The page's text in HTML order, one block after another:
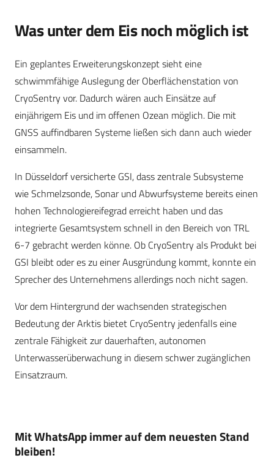
Was unter dem Eis noch möglich ist
Ein geplantes Erweiterungskonzept sieht eine
schwimmfähige Auslegung der Oberflächenstation von
CryoSentry vor. Dadurch wären auch Einsätze auf
einjährigem Eis und im offenen Ozean möglich. Die mit
GNSS auffindbaren Systeme ließen sich dann auch wieder
einsammeln.
In Düsseldorf versicherte GSI, dass zentrale Subsysteme
wie Schmelzsonde, Sonar und Abwurfsysteme bereits einen
hohen Technologiereifegrad erreicht haben und das
integrierte Gesamtsystem schnell in den Bereich von TRL
6-7 gebracht werden könne. Ob CryoSentry als Produkt bei
GSI bleibt oder es zu einer Ausgründung kommt, konnte ein
Sprecher des Unternehmens allerdings noch nicht sagen.
Vor dem Hintergrund der wachsenden strategischen
Bedeutung der Arktis bietet CryoSentry jedenfalls eine
zentrale Fähigkeit zur dauerhaften, autonomen
Unterwasserüberwachung in diesem schwer zugänglichen
Einsatzraum.
Mit WhatsApp immer auf dem neuesten Stand
bleiben!